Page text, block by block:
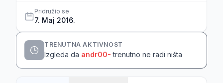
Pridružio se
7. Maj 2016.
TRENUTNA AKTIVNOST
Izgleda da andr00- trenutno ne radi ništa